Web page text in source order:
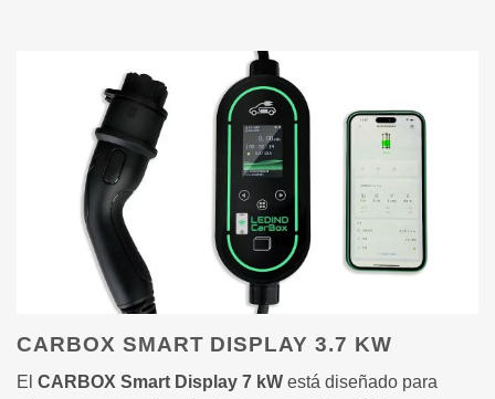
CARBOX SMART DISPLAY 3.7 KW
El CARBOX Smart Display 7 kW está diseñado para